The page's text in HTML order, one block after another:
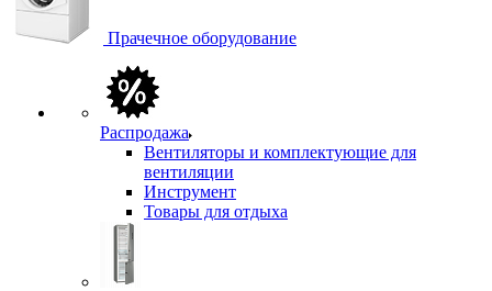
Прачечное оборудование
Распродажа
Вентиляторы и комплектующие для
вентиляции
Инструмент
Товары для отдыха